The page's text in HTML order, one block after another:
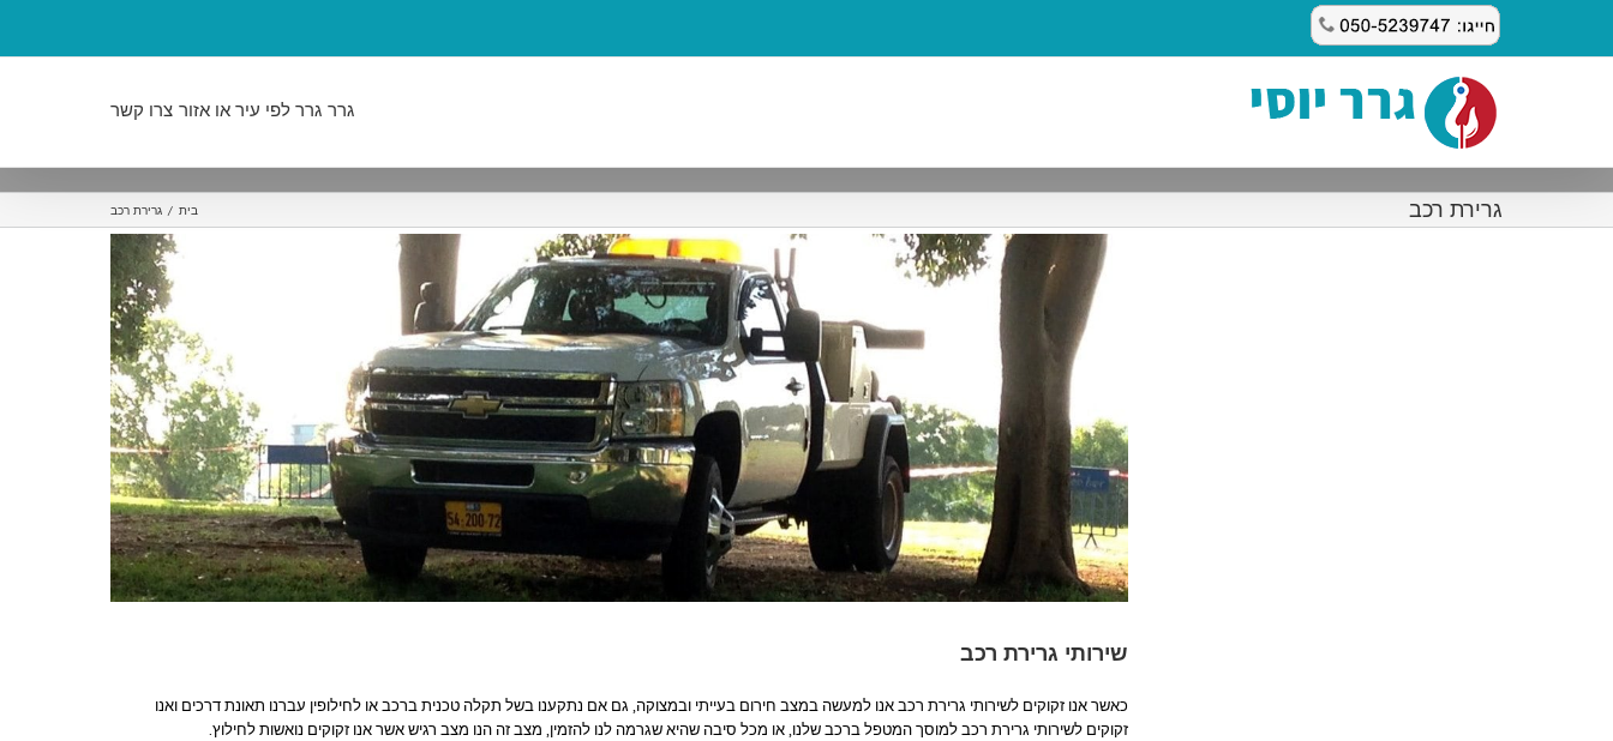
גרר גרר לפי עיר או אזור צרו קשר
גרירת רכב בית / גרירת רכב
שירותי גרירת רכב
כאשר אנו זקוקים לשירותי גרירת רכב אנו למעשה במצב חירום בעייתי ובמצוקה, גם אם נתקענו בשל תקלה טכנית ברכב או לחילופין עברנו תאונת דרכים ואנו
זקוקים לשירותי גרירת רכב למוסך המטפל ברכב שלנו, או מכל סיבה שהיא שגרמה לנו להזמין, מצב זה הנו מצב רגיש אשר אנו זקוקים נואשות לחילוץ.